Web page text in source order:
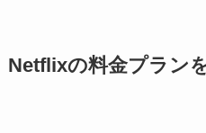
Netflixの料金プラン